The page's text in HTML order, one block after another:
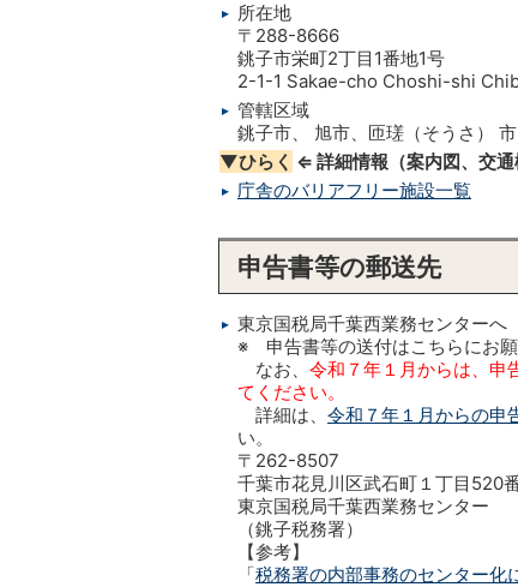
所在地
〒288-8666
銚子市栄町2丁目1番地1号
2-1-1 Sakae-cho Choshi-shi
管轄区域
銚子市、 旭市、匝瑳（そうさ） 市
▼ひらく ⇐ 詳細情報（案内図、交通
庁舎のバリアフリー施設一覧
申告書等の郵送先
東京国税局千葉西業務センターへ
※ 申告書等の送付はこちらにお願
なお、 令和７年１月からは、申
てください。
詳細は、 令和７年１月からの申
い。
〒262-8507
千葉市花見川区武石町１丁目520
東京国税局千葉西業務センター
（銚子税務署）
【参考】
「税務署の内部事務のセンター化